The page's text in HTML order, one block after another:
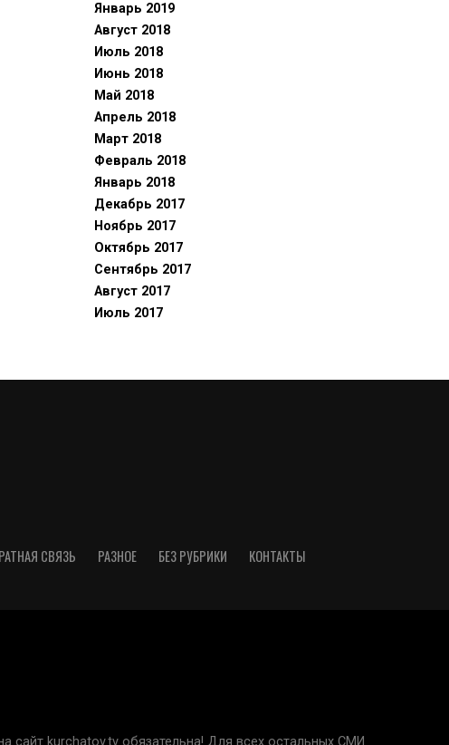
Январь 2019
Август 2018
Июль 2018
Июнь 2018
Май 2018
Апрель 2018
Март 2018
Февраль 2018
Январь 2018
Декабрь 2017
Ноябрь 2017
Октябрь 2017
Сентябрь 2017
Август 2017
Июль 2017
СВЯЗЬ РАЗНОЕ БЕЗ РУБРИКИ КОНТАКТЫ
сайт kurchatov.tv обязательна! Для всех остальных СМИ